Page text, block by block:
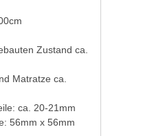
Zustand ca.
Matratze ca.
ca. 20-21mm
56mm x 56mm